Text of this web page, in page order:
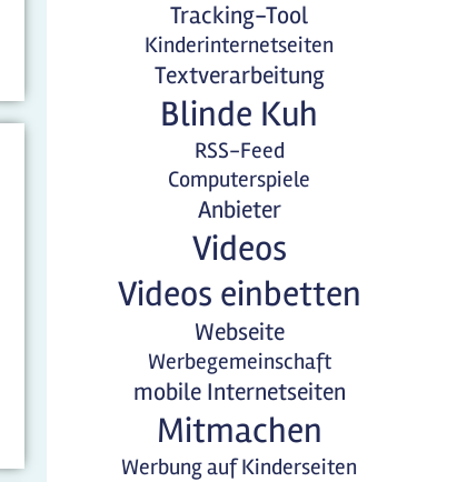
Tracking-Tool
Kinderinternetseiten
Textverarbeitung
Blinde Kuh
RSS-Feed
Computerspiele
Anbieter
Videos
Videos einbetten
Webseite
Werbegemeinschaft
mobile Internetseiten
Mitmachen
Werbung auf Kinderseiten